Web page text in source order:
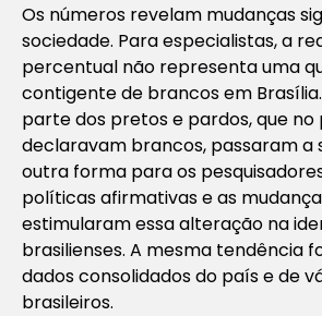
Os números revelam mudanças
sociedade. Para especialistas, a
percentual não representa uma
contigente de brancos em
parte dos pretos e pardos, que no
declaravam brancos, passaram a
outra forma para os pesquisadores
políticas afirmativas e as
estimularam essa alteração na
brasilienses. A mesma tendência
dados consolidados do país e de
brasileiros.